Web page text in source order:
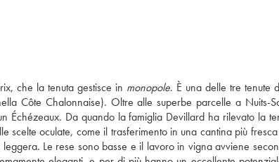
che la tenuta gestisce in monopole. È una delle tre tenute
Côte Chalonnaise). Oltre alle superbe parcelle a Nuits-
Échézeaux. Da quando la famiglia Devillard ha rilevato la
scelte oculate, come il trasferimento in una cantina più
Le rese sono basse e il lavoro in vigna avviene